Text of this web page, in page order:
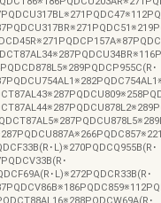
･
･L)※270PQDCQ955B(R･
･
･L)※272PQDCR33B(R･
･